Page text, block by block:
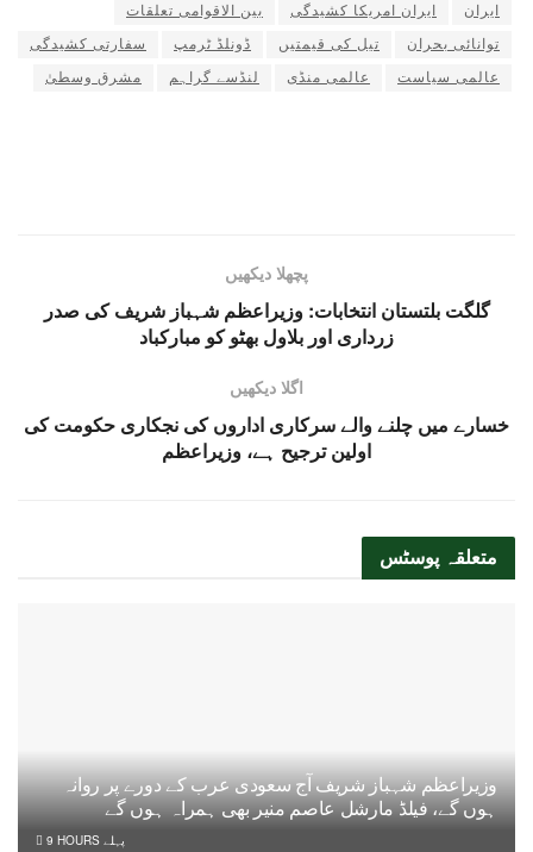
ایران
ایران امریکا کشیدگی
بین الاقوامی تعلقات
توانائی بحران
تیل کی قیمتیں ڈونلڈ ٹرمپ
سفارتی کشیدگی
عالمی سیاست
عالمی منڈی لنڈسے گراہم مشرق وسطیٰ
پچھلا دیکھیں
گلگت بلتستان انتخابات: وزیراعظم شہباز شریف کی صدر
زرداری اور بلاول بھٹو کو مبارکباد
اگلا دیکھیں
خسارے میں چلنے والے سرکاری اداروں کی نجکاری حکومت کی
اولین ترجیح ہے، وزیراعظم
متعلقہ پوسٹس
وزیراعظم شہباز شریف آج سعودی عرب کے دورے پر روانہ
ہوں گے، فیلڈ مارشل عاصم منیر بھی ہمراہ ہوں گے
9 HOURS پہلے